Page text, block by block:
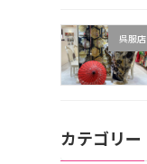
呉服店
カテゴリー